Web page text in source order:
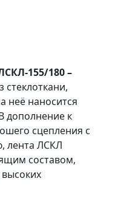
155/180 –
стеклоткани,
неё наносится
дополнение к
сцепления с
лента ЛСКЛ
составом,